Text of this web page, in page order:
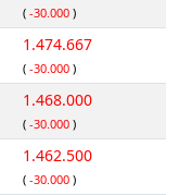
( -30.000 )
1.474.667
( -30.000 )
1.468.000
( -30.000 )
1.462.500
( -30.000 )